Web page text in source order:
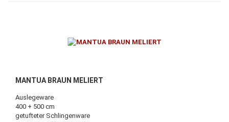
MANTUA BRAUN MELIERT
Auslegeware
400 + 500 cm
getufteter Schlingenware